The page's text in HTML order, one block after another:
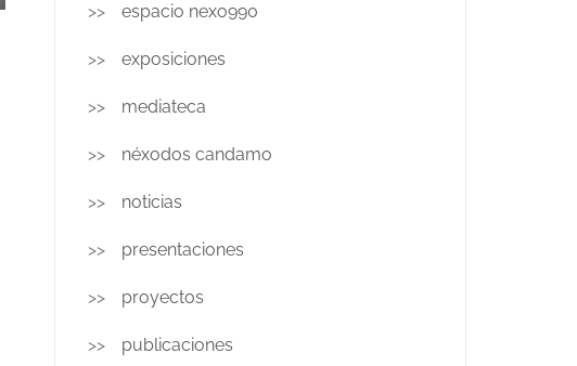
espacio nexo990
exposiciones
mediateca
néxodos candamo
noticias
presentaciones
proyectos
publicaciones